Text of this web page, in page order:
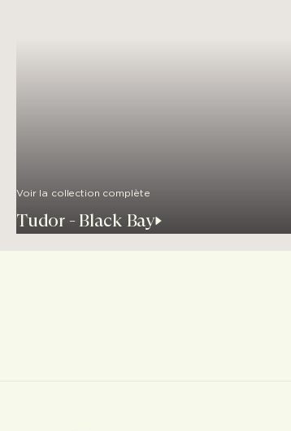
Voir la collection complète
Tudor - Black Bay